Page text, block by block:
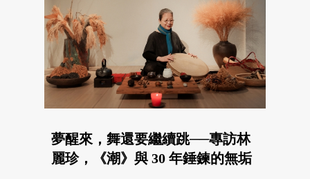
夢醒來，舞還要繼續跳──專訪林
麗珍，《潮》與 30 年錘鍊的無垢